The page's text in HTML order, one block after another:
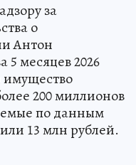
за
о
Антон
5 месяцев 2026
имущество
200 миллионов
по данным
13 млн рублей.